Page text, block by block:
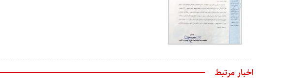
اخبار مرتبط